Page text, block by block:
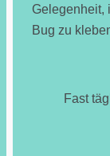
Gelegenheit,
Bug zu
Fast